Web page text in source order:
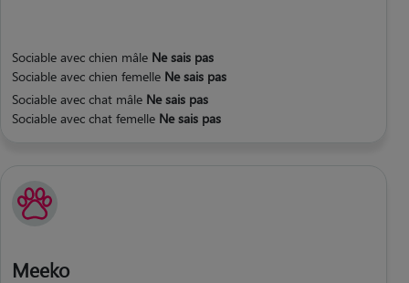
Sociable avec chien mâle Ne sais pas
Sociable avec chien femelle Ne sais pas
Sociable avec chat mâle Ne sais pas
Sociable avec chat femelle Ne sais pas
Meeko